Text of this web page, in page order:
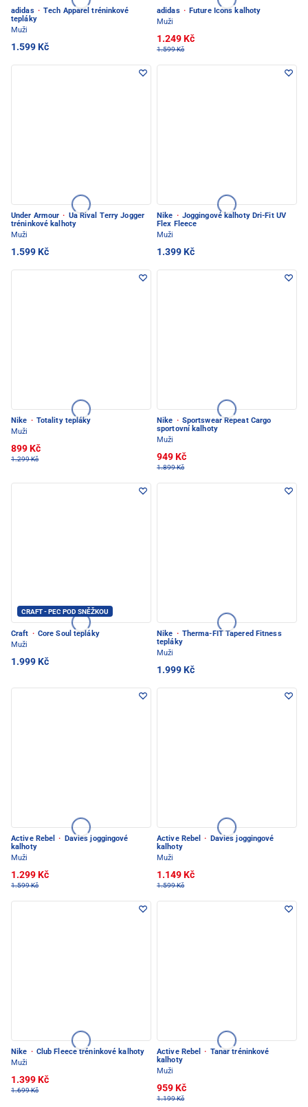
adidas · Tech Apparel tréninkové
tepláky
Muži
1.599 Kč
adidas · Future Icons kalhoty
Muži
1.249 Kč
1.599 Kč
Under Armour · Ua Rival Terry Jogger
tréninkové kalhoty
Muži
1.599 Kč
Nike · Joggingové kalhoty Dri-Fit UV
Flex Fleece
Muži
1.399 Kč
Nike · Totality tepláky
Muži
899 Kč
1.299 Kč
Nike · Sportswear Repeat Cargo
sportovní kalhoty
Muži
949 Kč
1.899 Kč
CRAFT - PEC POD SNĚŽKOU
Craft · Core Soul tepláky
Muži
1.999 Kč
Nike · Therma-FIT Tapered Fitness
tepláky
Muži
1.999 Kč
Active Rebel ·
Davies joggingové
kalhoty
Muži
1.299 Kč
1.599 Kč
Active Rebel ·
Davies joggingové
kalhoty
Muži
1.149 Kč
1.599 Kč
Nike · Club Fleece tréninkové kalhoty
Muži
1.399 Kč
1.699 Kč
Active Rebel · Tanar tréninkové
kalhoty
Muži
959 Kč
1.199 Kč